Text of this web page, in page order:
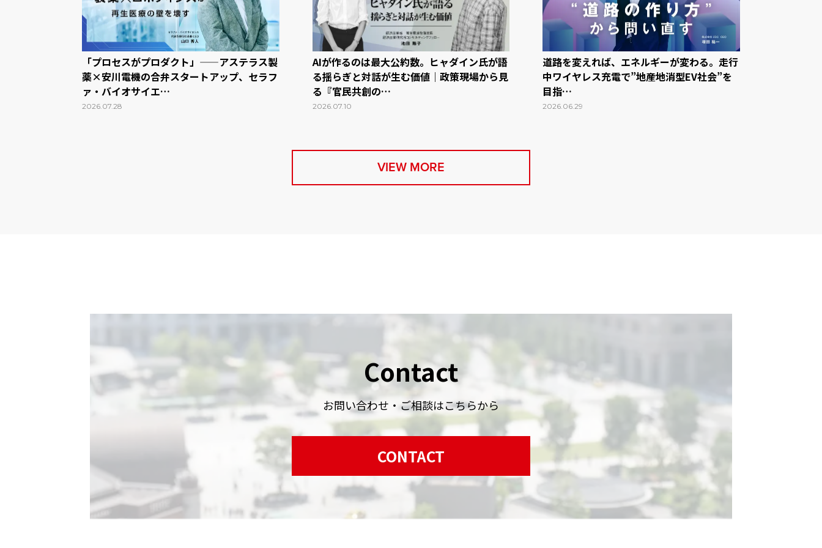
「プロセスがプロダクト」——アステラス製
薬×安川電機の合弁スタートアップ、セラフ
ァ・バイオサイエ…
2026.07.28
AIが作るのは最大公約数。ヒャダイン氏が語
る揺らぎと対話が生む価値｜政策現場から見
る『官民共創の…
2026.07.10
道路を変えれば、エネルギーが変わる。走行
中ワイヤレス充電で”地産地消型EV社会”を
目指…
2026.06.29
VIEW MORE
Contact
お問い合わせ・ご相談はこちらから
CONTACT